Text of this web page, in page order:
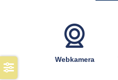
Webkamera